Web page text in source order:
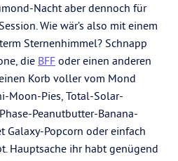
Nacht aber dennoch für
Wie wär’s also mit einem
Sternenhimmel? Schnapp
die BFF oder einen anderen
Korb voller vom Mond
Moon-Pies, Total-Solar-
Peanutbutter-Banana-
Galaxy-Popcorn oder einfach
Hauptsache ihr habt genügend